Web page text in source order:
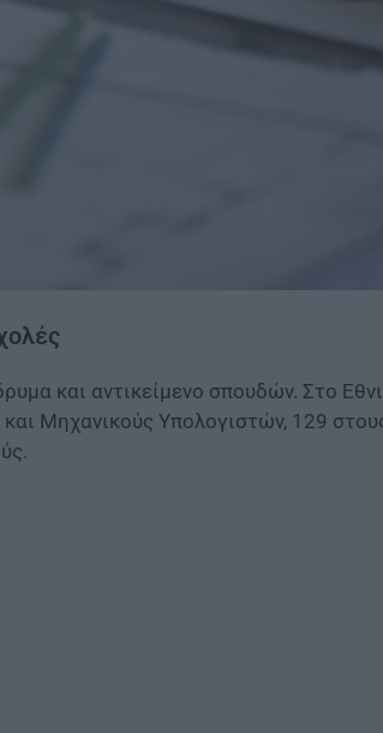
και αντικείμενο σπουδών. Στο
Μηχανικούς Υπολογιστών, 129